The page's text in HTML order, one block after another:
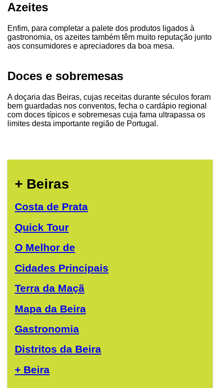
Azeites
Enfim, para completar a palete dos produtos ligados à
gastronomia, os azeites também têm muito reputação junto
aos consumidores e apreciadores da boa mesa.
Doces e sobremesas
A doçaria das Beiras, cujas receitas durante séculos foram
bem guardadas nos conventos, fecha o cardápio regional
com doces típicos e sobremesas cuja fama ultrapassa os
limites desta importante região de Portugal.
+ Beiras
Costa de Prata
Quick Tour
O Melhor de
Cidades Principais
Terra da Maçã
Mapa da Beira
Gastronomia
Distritos da Beira
+ Beira